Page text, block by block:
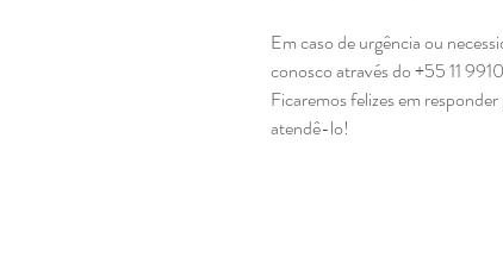
Em caso de urgência ou
conosco através do +55 11
Ficaremos felizes em
atendê-lo!